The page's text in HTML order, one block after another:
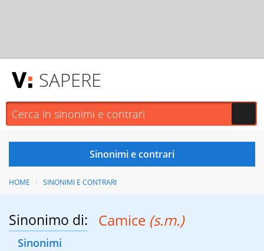
SAPERE
HOME SINONIMI E CONTRARI
Sinonimo di: Camice (s.m.)
Sinonimi